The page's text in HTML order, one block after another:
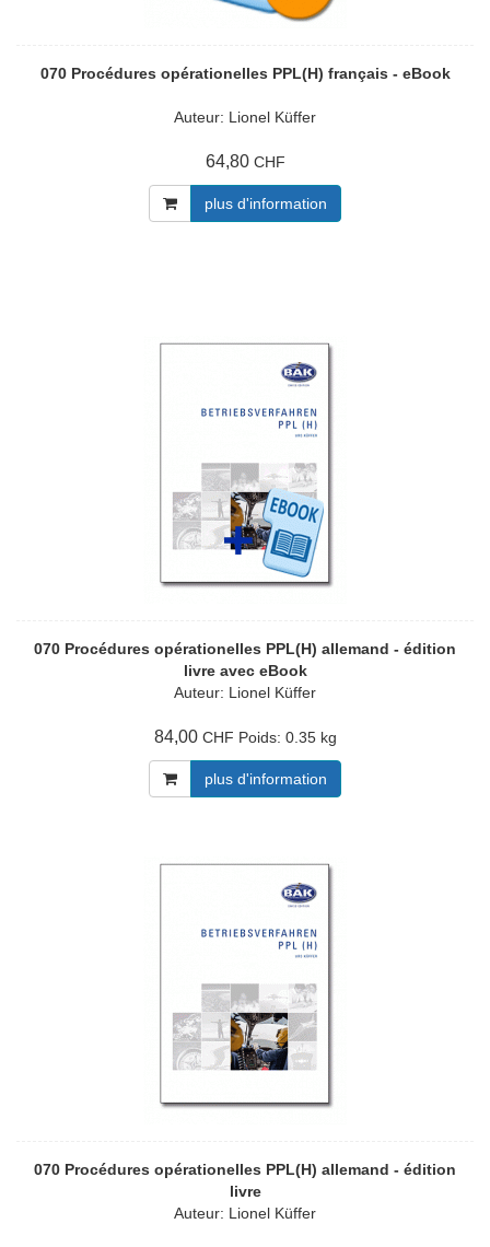
070 Procédures opérationelles PPL(H) français - eBook
Auteur: Lionel Küffer
64,80 CHF
plus d'information
070 Procédures opérationelles PPL(H) allemand - édition
livre avec eBook
Auteur: Lionel Küffer
84,00 CHF Poids: 0.35 kg
plus d'information
070 Procédures opérationelles PPL(H) allemand - édition
livre
Auteur: Lionel Küffer